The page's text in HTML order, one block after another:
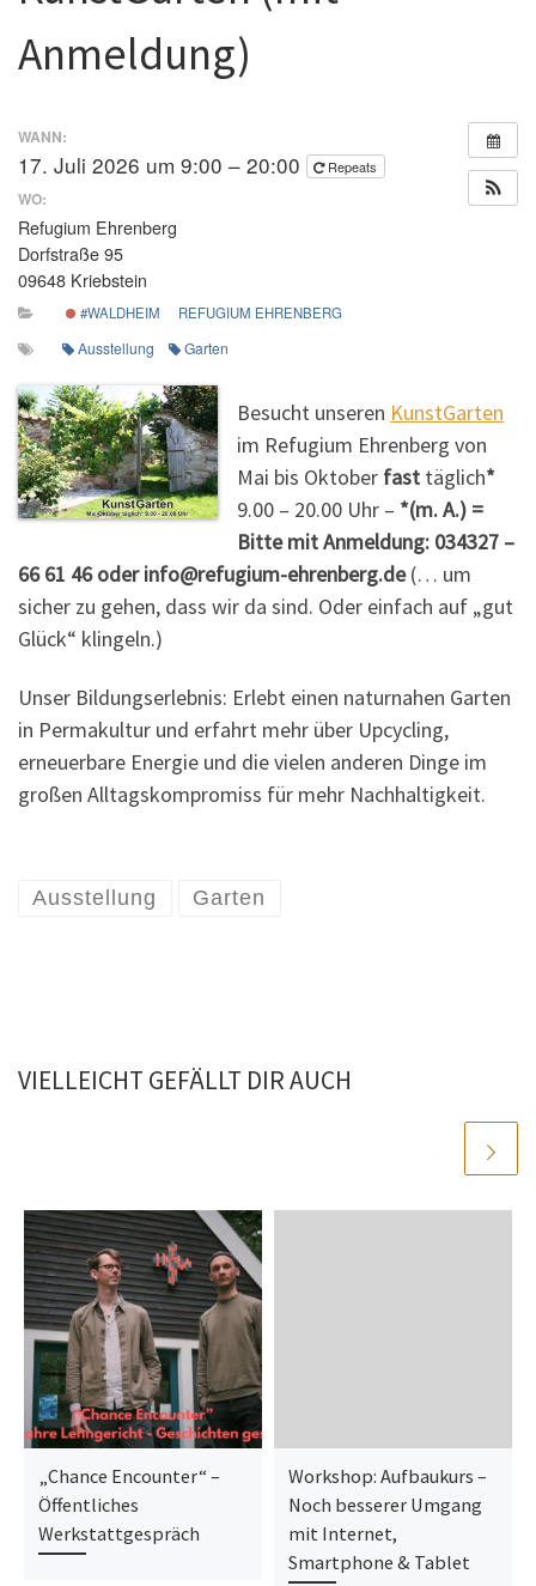
Anmeldung)
WANN:
17. Juli 2026 um 9:00 – 20:00 Repeats
WO:
Refugium Ehrenberg
Dorfstraße 95
09648 Kriebstein
#WALDHEIM REFUGIUM EHRENBERG
Ausstellung Garten
Besucht unseren KunstGarten
im Refugium Ehrenberg von
Mai bis Oktober fast täglich*
9.00 – 20.00 Uhr – *(m. A.) =
Bitte mit Anmeldung: 034327 –
66 61 46 oder info@refugium-ehrenberg.de(… um
sicher zu gehen, dass wir da sind. Oder einfach auf „gut
Glück“ klingeln.)
Unser Bildungserlebnis: Erlebt einen naturnahen Garten
in Permakultur und erfahrt mehr über Upcycling,
erneuerbare Energie und die vielen anderen Dinge im
großen Alltagskompromiss für mehr Nachhaltigkeit.
Ausstellung Garten
VIELLEICHT GEFÄLLT DIR AUCH
„Chance Encounter“ –
Öffentliches
Werkstattgespräch
Workshop: Aufbaukurs –
Noch besserer Umgang
mit Internet,
Smartphone & Tablet